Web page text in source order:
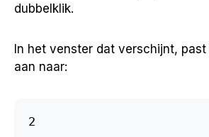
dubbelklik.
In het venster dat verschijnt, past
aan naar:
2